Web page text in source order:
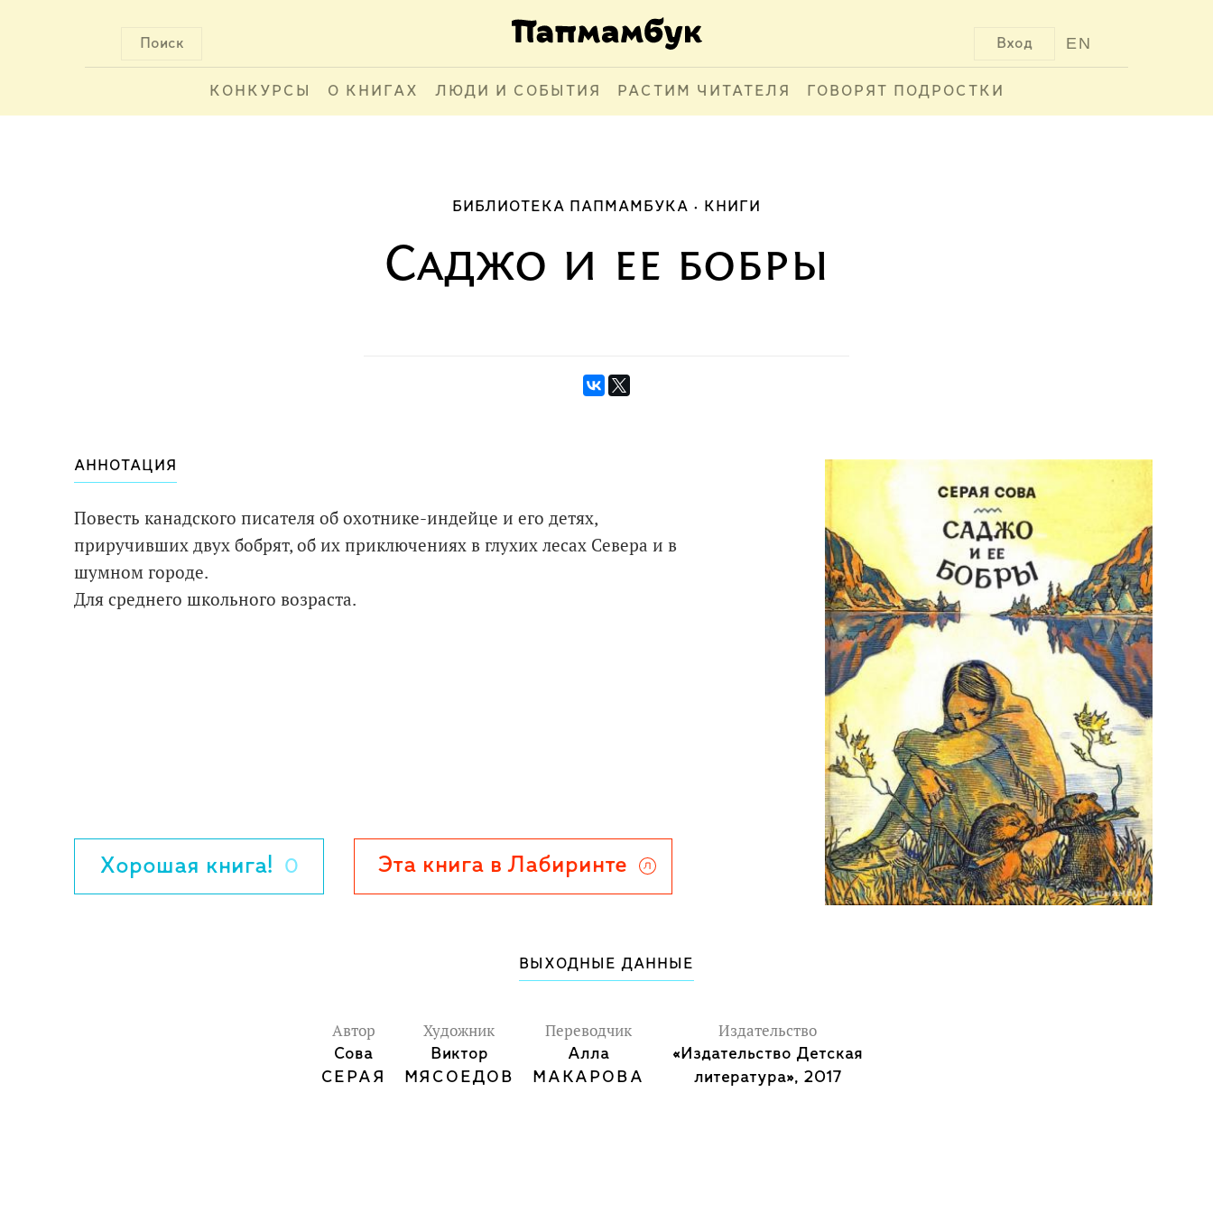
Поиск EN
Вход
КОНКУРСЫ О КНИГАХ ЛЮДИ И СОБЫТИЯ РАСТИМ ЧИТАТЕЛЯ ГОВОРЯТ ПОДРОСТКИ
БИБЛИОТЕКА ПАПМАМБУКА КНИГИ
Саджо и ее бобры
АННОТАЦИЯ
Повесть канадского писателя об охотнике-индейце и его детях,
приручивших двух бобрят, об их приключениях в глухих лесах Севера и в
шумном городе.
Для среднего школьного возраста.
Хорошая книга! 0 Эта книга в Лабиринте
ВЫХОДНЫЕ ДАННЫЕ
Автор
Сова
СЕРАЯ
Художник
Виктор
МЯСОЕДОВ
Переводчик
Алла
МАКАРОВА
Издательство
«Издательство Детская
литература», 2017